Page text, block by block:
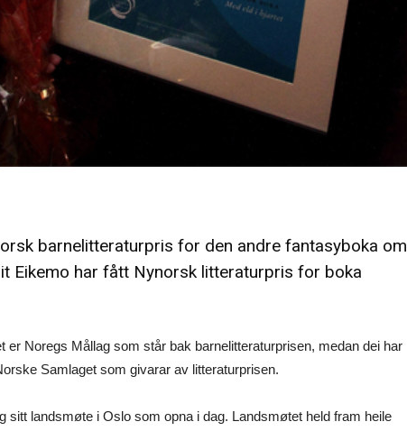
barnelitteraturpris for den andre fantasyboka om
Eikemo har fått Nynorsk litteraturpris for boka
Noregs Mållag som står bak barnelitteraturprisen, medan dei har
Samlaget som givarar av litteraturprisen.
sitt landsmøte i Oslo som opna i dag. Landsmøtet held fram heile